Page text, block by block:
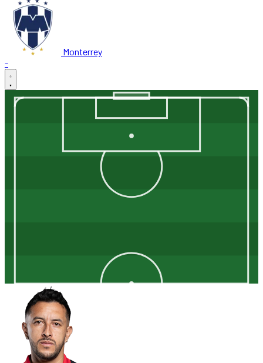
Monterrey
-